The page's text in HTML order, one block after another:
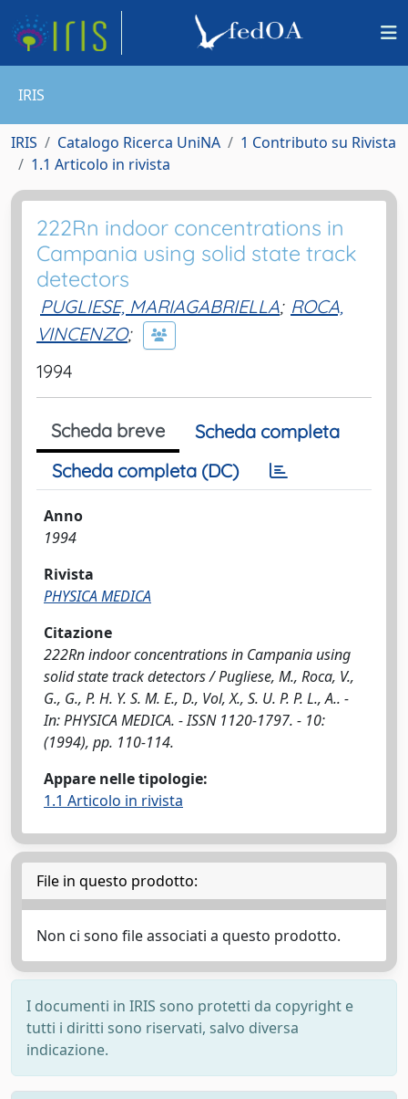
IRIS
IRIS Catalogo Ricerca UniNA
1 Contributo su Rivista
1.1 Articolo in rivista
222Rn indoor concentrations in
Campania using solid state track
detectors
PUGLIESE, MARIAGABRIELLA; ROCA,
VINCENZO;
1994
Scheda breve
Scheda completa
Scheda completa (DC)
Anno
1994
Rivista
PHYSICA MEDICA
Citazione
222Rn indoor concentrations in Campania using
solid state track detectors / Pugliese, M., Roca, V.,
G., G., P. H. Y. S. M. E., D., Vol, X., S. U. P. P. L., A.. -
In: PHYSICA MEDICA. - ISSN 1120-1797. - 10:
(1994), pp. 110-114.
Appare nelle tipologie:
1.1 Articolo in rivista
File in questo prodotto:
Non ci sono file associati a questo prodotto.
I documenti in IRIS sono protetti da copyright e
tutti i diritti sono riservati, salvo diversa
indicazione.